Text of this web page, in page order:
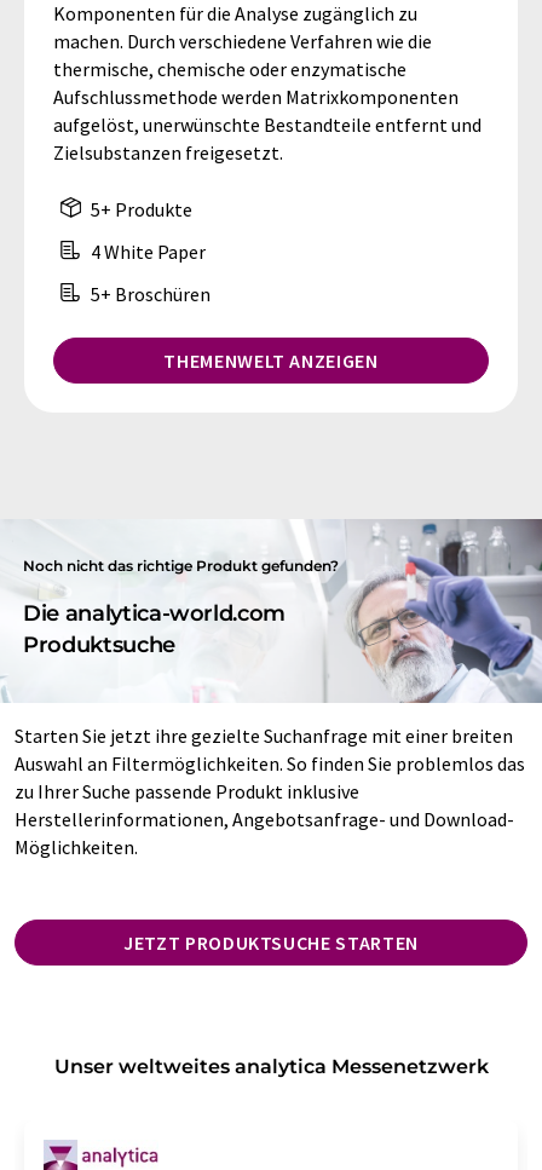
Komponenten für die Analyse zugänglich zu
machen. Durch verschiedene Verfahren wie die
thermische, chemische oder enzymatische
Aufschlussmethode werden Matrixkomponenten
aufgelöst, unerwünschte Bestandteile entfernt und
Zielsubstanzen freigesetzt.
5+ Produkte
4 White Paper
5+ Broschüren
THEMENWELT ANZEIGEN
Noch nicht das richtige Produkt gefunden?
Die analytica-world.com
Produktsuche
Starten Sie jetzt ihre gezielte Suchanfrage mit einer breiten
Auswahl an Filtermöglichkeiten. So finden Sie problemlos das
zu Ihrer Suche passende Produkt inklusive
Herstellerinformationen, Angebotsanfrage- und Download-
Möglichkeiten.
JETZT PRODUKTSUCHE STARTEN
Unser weltweites analytica Messenetzwerk